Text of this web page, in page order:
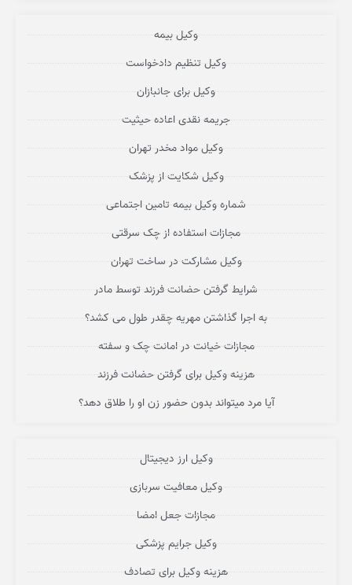
وکیل بیمه
وکیل تنظیم دادخواست
وکیل برای جانبازان
جریمه نقدی اعاده حیثیت
وکیل مواد مخدر تهران
وکیل شکایت از پزشک
شماره وکیل بیمه تامین اجتماعی
مجازات استفاده از چک سرقتی
وکیل مشارکت در ساخت تهران
شرایط گرفتن حضانت فرزند توسط مادر
به اجرا گذاشتن مهریه چقدر طول می کشد؟
مجازات خیانت در امانت چک و سفته
هزینه وکیل برای گرفتن حضانت فرزند
آیا مرد میتواند بدون حضور زن او را طلاق دهد؟
وکیل ارز دیجیتال
وکیل معافیت سربازی
مجازات جعل امضا
وکیل جرایم پزشکی
هزینه وکیل برای تصادف